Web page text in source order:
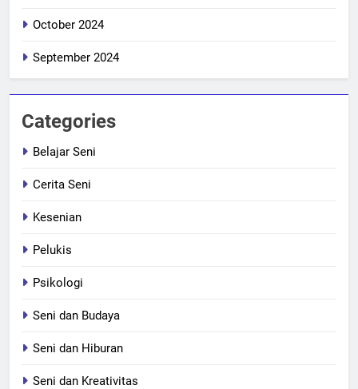
October 2024
September 2024
Categories
Belajar Seni
Cerita Seni
Kesenian
Pelukis
Psikologi
Seni dan Budaya
Seni dan Hiburan
Seni dan Kreativitas